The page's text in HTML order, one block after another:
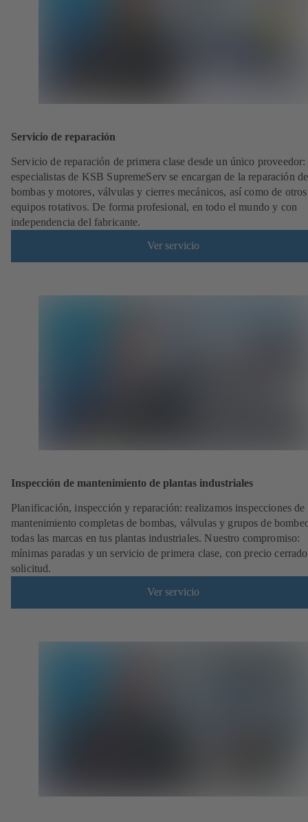
Servicio de reparación
Servicio de reparación de primera clase desde un único proveedor:
especialistas de KSB SupremeServ se encargan de la reparación
bombas y motores, válvulas y cierres mecánicos, así como de otros
equipos rotativos. De forma profesional, en todo el mundo y con
independencia del fabricante.
Ver servicio
Inspección de mantenimiento de plantas industriales
Planificación, inspección y reparación: realizamos inspecciones de
mantenimiento completas de bombas, válvulas y grupos de
todas las marcas en tus plantas industriales. Nuestro compromiso:
mínimas paradas y un servicio de primera clase, con precio
solicitud.
Ver servicio